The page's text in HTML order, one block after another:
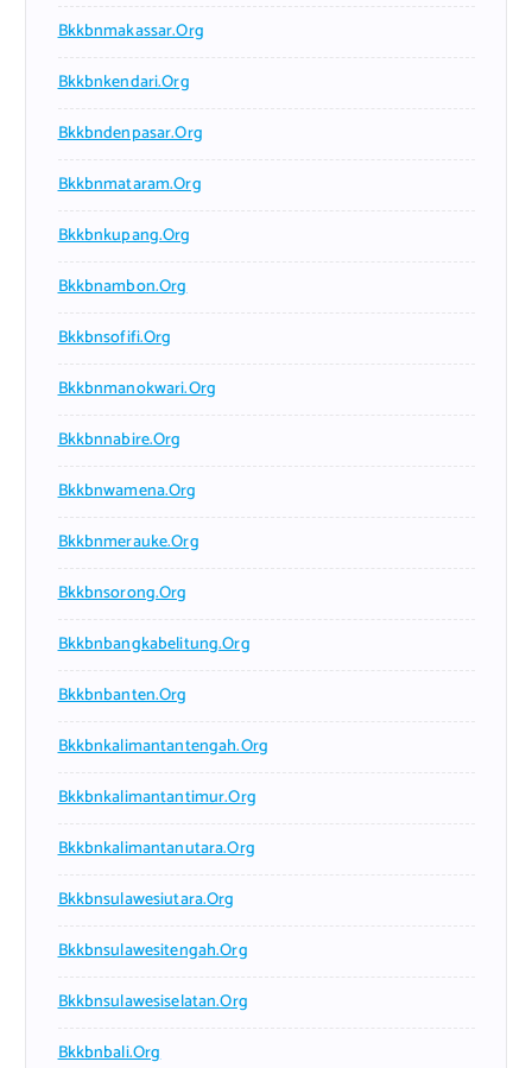
Bkkbnmakassar.org
Bkkbnkendari.org
Bkkbndenpasar.org
Bkkbnmataram.org
Bkkbnkupang.org
Bkkbnambon.org
Bkkbnsofifi.org
Bkkbnmanokwari.org
Bkkbnnabire.org
Bkkbnwamena.org
Bkkbnmerauke.org
Bkkbnsorong.org
Bkkbnbangkabelitung.org
Bkkbnbanten.org
Bkkbnkalimantantengah.org
Bkkbnkalimantantimur.org
Bkkbnkalimantanutara.org
Bkkbnsulawesiutara.org
Bkkbnsulawesitengah.org
Bkkbnsulawesiselatan.org
Bkkbnbali.org